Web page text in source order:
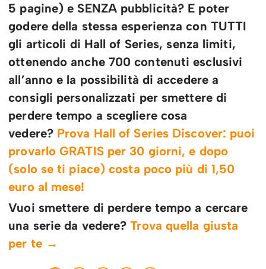
5 pagine) e SENZA pubblicità? E poter
godere della stessa esperienza con TUTTI
gli articoli di Hall of Series, senza limiti,
ottenendo anche 700 contenuti esclusivi
all’anno e la possibilità di accedere a
consigli personalizzati per smettere di
perdere tempo a scegliere cosa
vedere? Prova Hall of Series Discover: puoi
provarlo GRATIS per 30 giorni, e dopo
(solo se ti piace) costa poco più di 1,50
euro al mese!
Vuoi smettere di perdere tempo a cercare
una serie da vedere?Trova quella giusta
per te →